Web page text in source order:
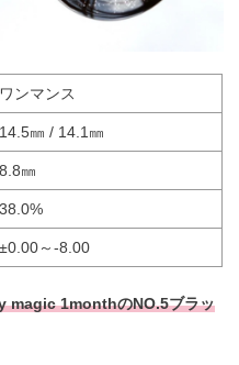
ワンマンス
14.5㎜ / 14.1㎜
8.8㎜
38.0%
±0.00～-8.00
magic 1monthのNO.5ブラッ